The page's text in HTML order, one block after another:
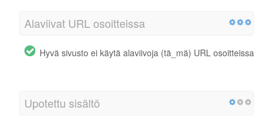
Alaviivat URL osoitteissa
Hyvä sivusto ei käytä alaviivoja (tä_mä) URL osoitteissa
Upotettu sisältö